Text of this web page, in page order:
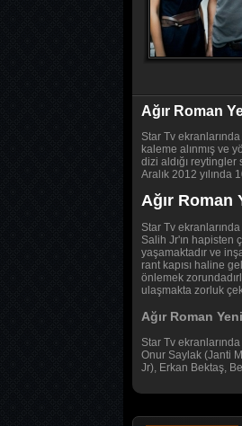
Ağır Roman
Star Tv
kaleme alınmış ve
dizi aldığı
Aralık 2012
Ağır Roman
Star Tv
Salih Jr'ın hapisten
yaşamaktadır ve
rant kapısı haline
önlemek
ulaşmakta zorluk
Ağır Roman
Star Tv
Onur Saylak (Janti
Jr), Erkan Bektaş,